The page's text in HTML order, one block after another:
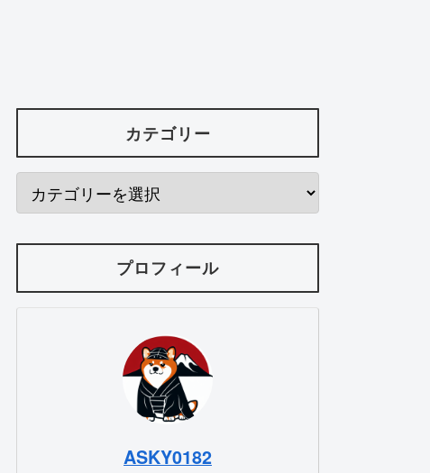
カテゴリー
プロフィール
ASKY0182